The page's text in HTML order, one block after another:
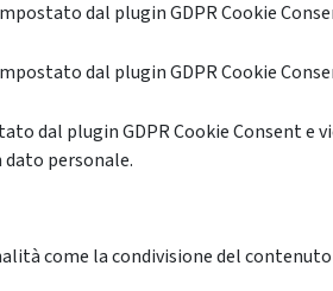
dal plugin GDPR Cookie
dal plugin GDPR Cookie
dal plugin GDPR Cookie Consent
personale.
come la condivisione del